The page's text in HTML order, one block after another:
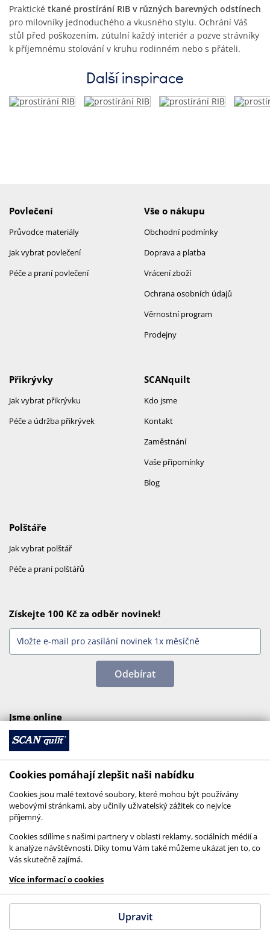
Praktické tkané prostírání RIB v různých barevných odstínech
pro milovníky jednoduchého a vkusného stylu. Ochrání Váš
stůl před poškozením, zútulní každý interiér a pozve strávníky
k příjemnému stolování v kruhu rodinném nebo s přáteli.
Další inspirace
Povlečení
Průvodce materiály
Jak vybrat povlečení
Péče a praní povlečení
Vše o nákupu
Obchodní podmínky
Doprava a platba
Vrácení zboží
Ochrana osobních údajů
Věrnostní program
Prodejny
SCANquilt
Kdo jsme
Kontakt
Zaměstnání
Vaše připomínky
Blog
Přikrývky
Jak vybrat přikrývku
Péče a údržba přikrývek
Polštáře
Jak vybrat polštář
Péče a praní polštářů
Získejte 100 Kč za odběr novinek!
Odebírat
Jsme online
© 2026 SCANquilt - všechna práva vyhrazena
This site is protected by reCAPTCHA and the
GooglePrivacy PolicyandTerms of Serviceapply.
Cookies pomáhají zlepšit naši nabídku
Cookies jsou malé textové soubory, které mohou být používány
webovými stránkami, aby učinily uživatelský zážitek co nejvíce
příjemný.
Cookies sdílíme s našimi partnery v oblasti reklamy, sociálních médií a
k analýze návštěvnosti. Díky tomu Vám také můžeme ukázat jen to, co
Vás skutečně zajímá.
Více informací o cookies
Upravit